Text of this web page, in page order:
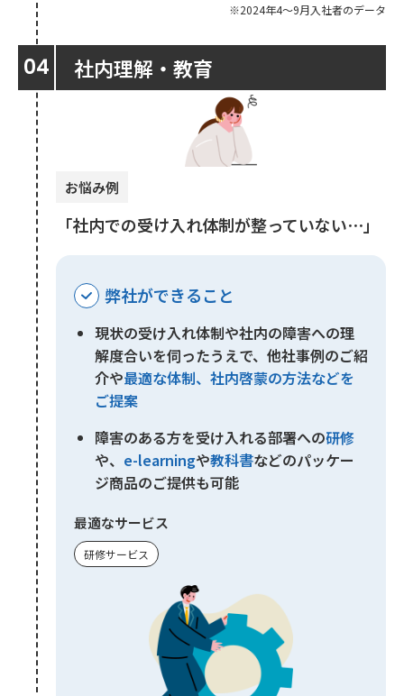
※2024年4～9月入社者のデータ
社内理解・教育
お悩み例
「社内での受け入れ体制が整っていない⋯」
弊社ができること
現状の受け入れ体制や社内の障害への理
解度合いを伺ったうえで、他社事例のご紹
介や最適な体制、社内啓蒙の方法などを
ご提案
障害のある方を受け入れる部署への研修
や、 e-learningや教科書などのパッケー
ジ商品のご提供も可能
最適なサービス
研修サービス